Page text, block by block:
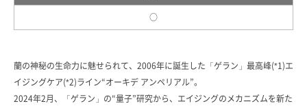
○
蘭の神秘の生命力に魅せられて、2006年に誕生した「ゲラン」最高峰(*1)エ
イジングケア(*2)ライン“オーキデ アンペリアル”。
2024年2月、「ゲラン」の“量子”研究から、エイジングのメカニズムを新た